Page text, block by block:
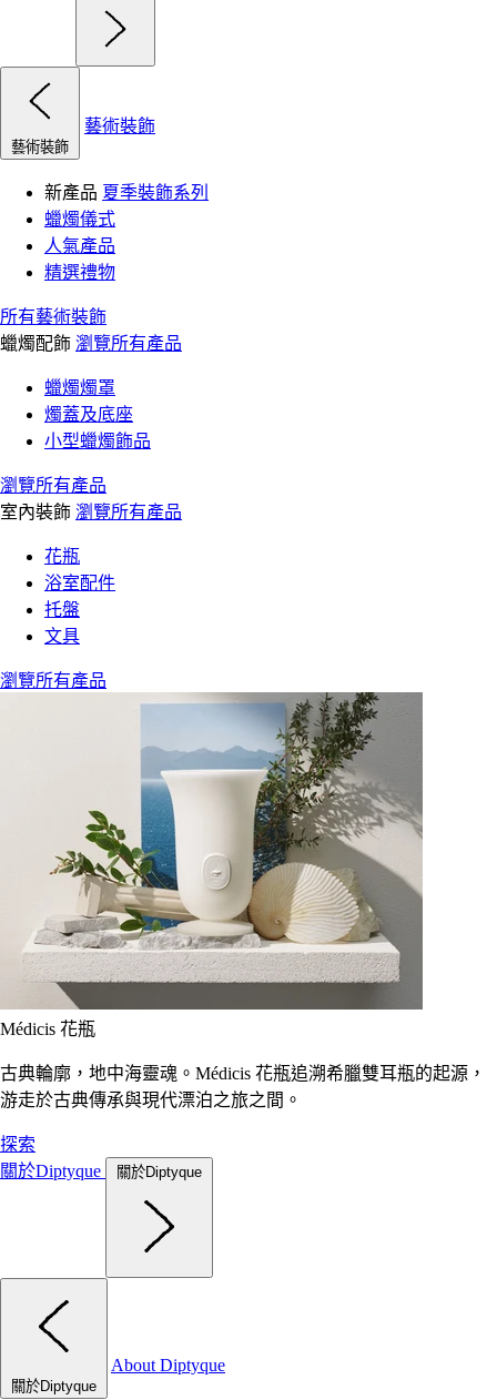
藝術裝飾
藝術裝飾
新產品 夏季裝飾系列
蠟燭儀式
人氣產品
精選禮物
所有藝術裝飾
蠟燭配飾 瀏覽所有產品
蠟燭燭罩
燭蓋及底座
小型蠟燭飾品
瀏覽所有產品
室內裝飾 瀏覽所有產品
花瓶
浴室配件
托盤
文具
瀏覽所有產品
Médicis 花瓶
古典輪廓，地中海靈魂。Médicis 花瓶追溯希臘雙耳瓶的起源，
游走於古典傳承與現代漂泊之旅之間。
探索
關於Diptyque
關於Diptyque
關於Diptyque
About Diptyque